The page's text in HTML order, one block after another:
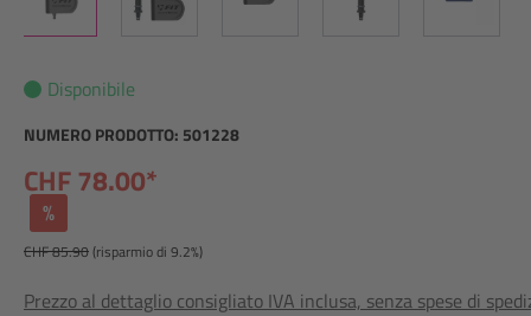
Disponibile
NUMERO PRODOTTO: 501228
CHF 78.00*
%
CHF 85.90(risparmio di 9.2%)
Prezzo al dettaglio consigliato IVA inclusa, senza spese di